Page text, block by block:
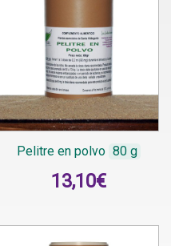
Pelitre en polvo 80 g
13,10€